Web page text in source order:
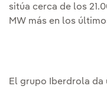
sitúa cerca de los
MW más en los
El grupo Iberdrola da